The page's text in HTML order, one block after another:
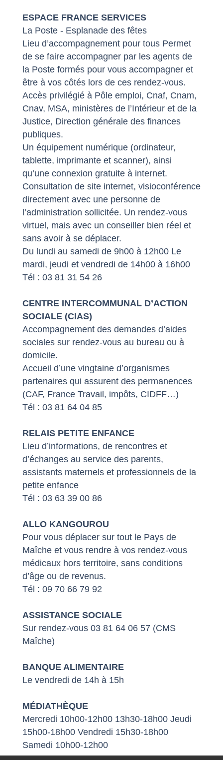
ESPACE FRANCE SERVICES
La Poste - Esplanade des fêtes
Lieu d’accompagnement pour tous Permet
de se faire accompagner par les agents de
la Poste formés pour vous accompagner et
être à vos côtés lors de ces rendez-vous.
Accès privilégié à Pôle emploi, Cnaf, Cnam,
Cnav, MSA, ministères de l’Intérieur et de la
Justice, Direction générale des finances
publiques.
Un équipement numérique (ordinateur,
tablette, imprimante et scanner), ainsi
qu’une connexion gratuite à internet.
Consultation de site internet, visioconférence
directement avec une personne de
l’administration sollicitée. Un rendez-vous
virtuel, mais avec un conseiller bien réel et
sans avoir à se déplacer.
Du lundi au samedi de 9h00 à 12h00 Le
mardi, jeudi et vendredi de 14h00 à 16h00
Tél : 03 81 31 54 26
CENTRE INTERCOMMUNAL D’ACTION
SOCIALE (CIAS)
Accompagnement des demandes d’aides
sociales sur rendez-vous au bureau ou à
domicile.
Accueil d’une vingtaine d’organismes
partenaires qui assurent des permanences
(CAF, France Travail, impôts, CIDFF…)
Tél : 03 81 64 04 85
RELAIS PETITE ENFANCE
Lieu d’informations, de rencontres et
d’échanges au service des parents,
assistants maternels et professionnels de la
petite enfance
Tél : 03 63 39 00 86
ALLO KANGOUROU
Pour vous déplacer sur tout le Pays de
Maîche et vous rendre à vos rendez-vous
médicaux hors territoire, sans conditions
d’âge ou de revenus.
Tél : 09 70 66 79 92
ASSISTANCE SOCIALE
Sur rendez-vous 03 81 64 06 57 (CMS
Maîche)
BANQUE ALIMENTAIRE
Le vendredi de 14h à 15h
MÉDIATHÈQUE
Mercredi 10h00-12h00 13h30-18h00 Jeudi
15h00-18h00 Vendredi 15h30-18h00
Samedi 10h00-12h00